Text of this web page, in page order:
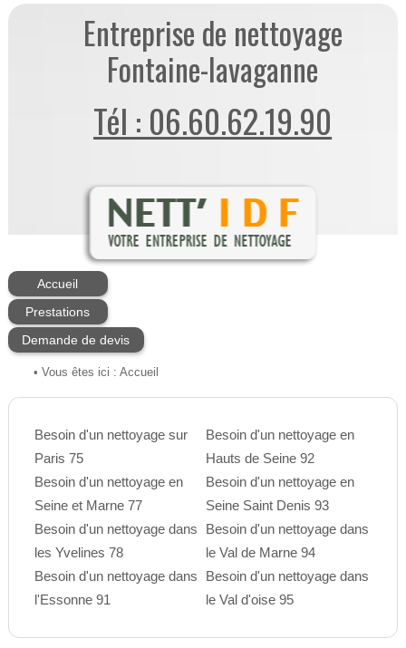
Entreprise de nettoyage
Fontaine-lavaganne
Tél : 06.60.62.19.90
Accueil
Prestations
Demande de devis
• Vous êtes ici : Accueil
Besoin d'un nettoyage sur
Paris 75
Besoin d'un nettoyage en
Seine et Marne 77
Besoin d'un nettoyage dans
les Yvelines 78
Besoin d'un nettoyage dans
l'Essonne 91
Besoin d'un nettoyage en
Hauts de Seine 92
Besoin d'un nettoyage en
Seine Saint Denis 93
Besoin d'un nettoyage dans
le Val de Marne 94
Besoin d'un nettoyage dans
le Val d'oise 95